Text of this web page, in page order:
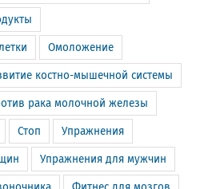
Омоложение
костно-мышечной системы
рака молочной железы
Стоп Упражнения
Упражнения для мужчин